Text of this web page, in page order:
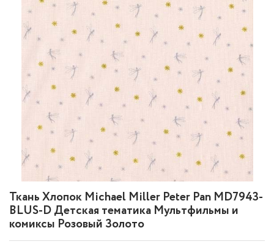
Ткань Хлопок Michael Miller Peter Pan MD7943-
BLUS-D Детская тематика Мультфильмы и
комиксы Розовый Золото